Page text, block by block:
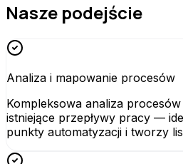
Nasze podejście
Analiza i mapowanie procesów
Kompleksowa analiza
istniejące przepływy pracy —
punkty automatyzacji i tworzy